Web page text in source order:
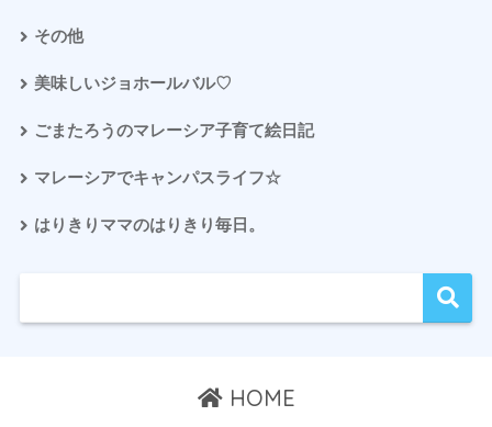
その他
美味しいジョホールバル♡
ごまたろうのマレーシア子育て絵日記
マレーシアでキャンパスライフ☆
はりきりママのはりきり毎日。
HOME